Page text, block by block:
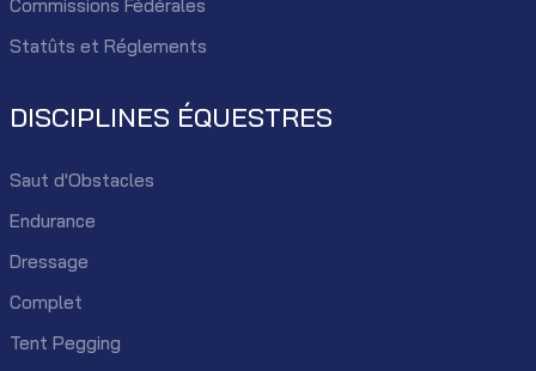
Commissions Fédérales
Statûts et Réglements
DISCIPLINES ÉQUESTRES
Saut d'Obstacles
Endurance
Dressage
Complet
Tent Pegging